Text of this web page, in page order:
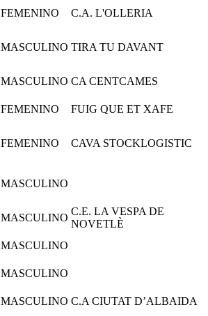
FEMENINO
C.A. L'OLLERIA
MASCULINO TIRA TU DAVANT
MASCULINO CA CENTCAMES
FEMENINO
FUIG QUE ET XAFE
FEMENINO CAVA STOCKLOGISTIC
MASCULINO
MASCULINO
C.E. LA VESPA DE
NOVETLÈ
MASCULINO
MASCULINO
MASCULINO C.A CIUTAT D’ALBAIDA